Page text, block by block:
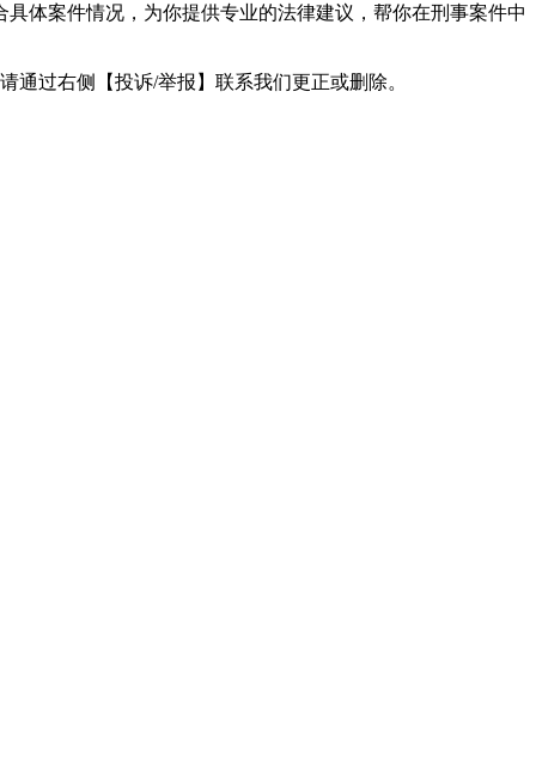
体案件情况，为你提供专业的法律建议，帮你在刑事案件中
过右侧【投诉/举报】联系我们更正或删除。